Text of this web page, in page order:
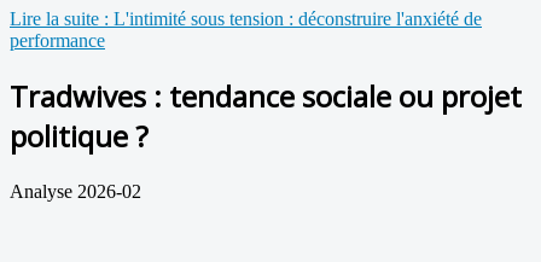
Lire la suite : L'intimité sous tension : déconstruire l'anxiété de
performance
Tradwives : tendance sociale ou projet
politique ?
Analyse 2026-02